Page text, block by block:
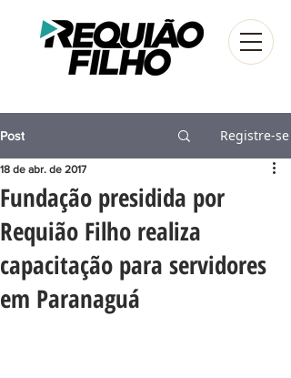
Post Registre-se
Fundação presidida por
Requião Filho realiza
capacitação para servidores
em Paranaguá
18 de abr. de 2017